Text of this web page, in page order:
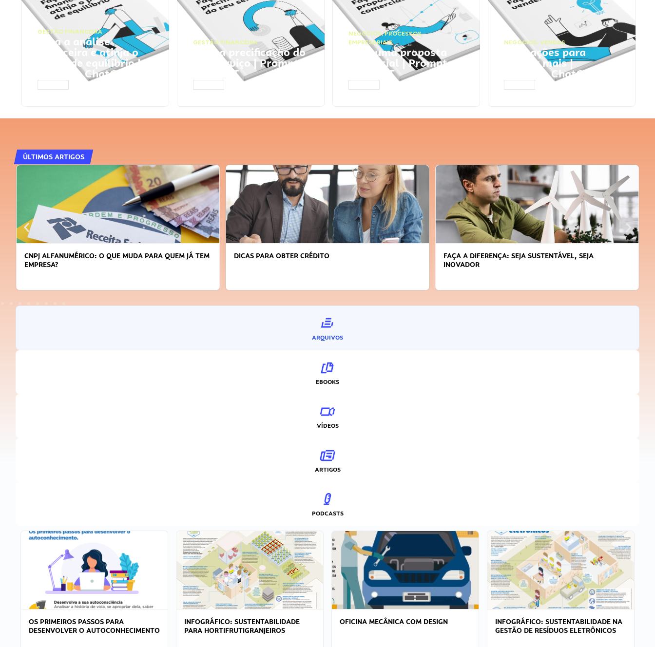
GESTÃO FINANCEIRA
Faça a análise
financeira e atinja o
ponto de equilíbrio |
Prompts ChatGPT
GESTÃO FINANCEIRA
Faça a precificação do
seu serviço | Prompts
ChatGPT
NEGÓCIOS,PROCESSOS
EMPRESARIAIS
Faça uma proposta
comercial | Prompts
ChatGPT
NEGÓCIOS, VENDAS
Faça ações para
vender mais |
Prompts ChatGPT
ÚLTIMOS ARTIGOS
DICAS PARA OBTER CRÉDITO
FAÇA A DIFERENÇA: SEJA SUSTENTÁVEL, SEJA
APRENDA A GERENCIAR O SEU TEMPO
ARQUIVOS
EBOOKS
VÍDEOS
ARTIGOS
PODCASTS
OS PRIMEIROS PASSOS PARA
DESENVOLVER O AUTOCONHECIMENTO
INFOGRÁFICO: SUSTENTABILIDADE
PARA HORTIFRUTIGRANJEIROS
OFICINA MECÂNICA COM DESIGN
INFOGRÁFICO: SUSTENTABILIDADE NA
GESTÃO DE RESÍDUOS ELETRÔNICOS